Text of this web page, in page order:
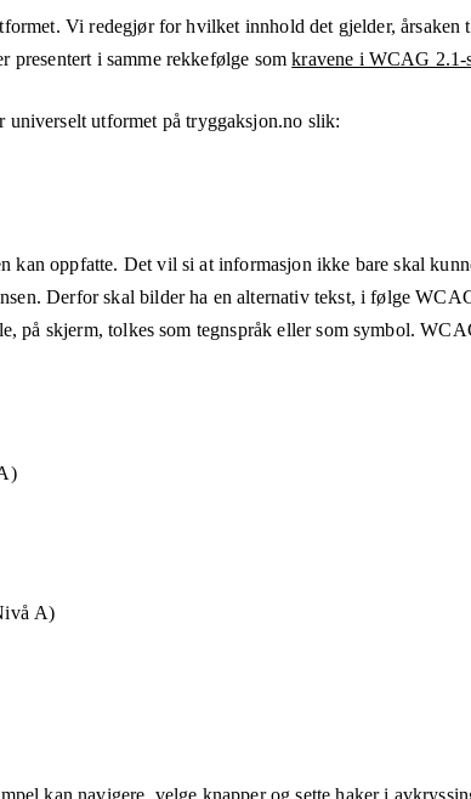
Vi redegjør for hvilket innhold det gjelder,
presentert i samme rekkefølge somkravene i WCAG 2.1-
universelt utformet påtryggaksjon.no slik:
kan oppfatte. Det vil si at informasjon ikke bare skal
Derfor skal bilder ha en alternativ tekst, i følge
på skjerm, tolkes som tegnspråk eller som symbol.
A)
kan navigere, velge knapper og sette haker i